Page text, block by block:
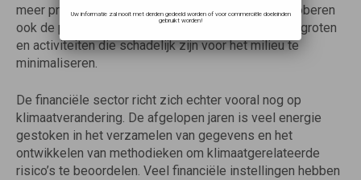
meer private en publieke financiële instellingen proberen
ook de positieve impact van hun financiering te vergroten
en activiteiten die schadelijk zijn voor het milieu te
minimaliseren.
De financiële sector richt zich echter vooral nog op
klimaatverandering. De afgelopen jaren is veel energie
gestoken in het verzamelen van gegevens en het
ontwikkelen van methodieken om klimaatgerelateerde
risico’s te beoordelen. Veel financiële instellingen hebben
Uw informatie zal nooit met derden gedeeld worden of voor commerciële doeleinden
gebruikt worden!